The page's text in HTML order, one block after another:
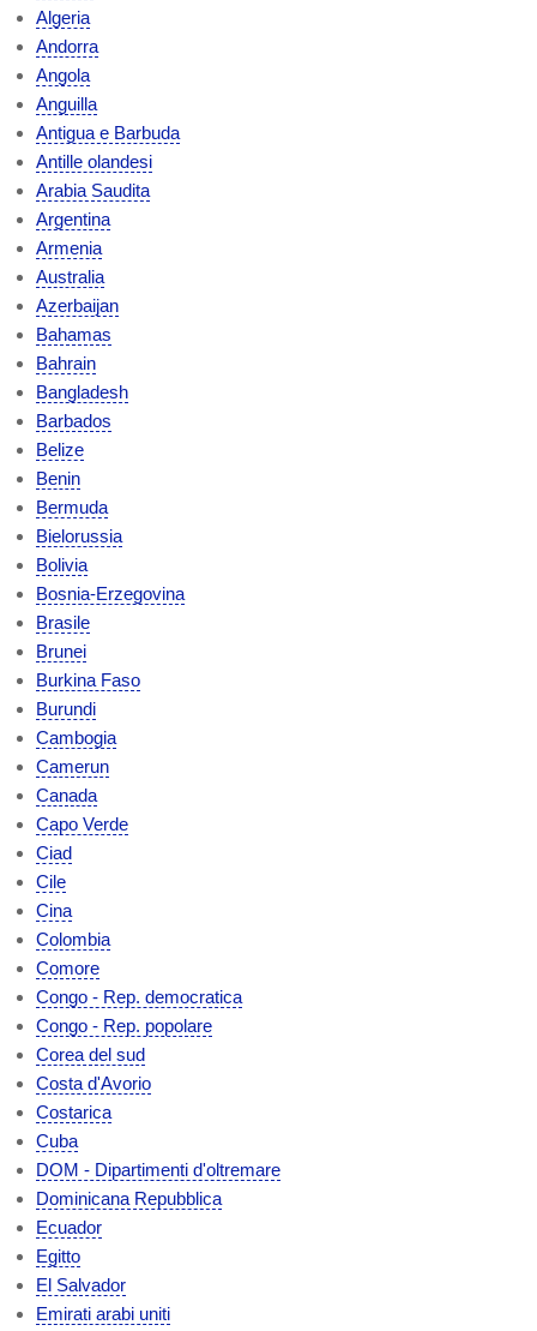
Algeria
Andorra
Angola
Anguilla
Antigua e Barbuda
Antille olandesi
Arabia Saudita
Argentina
Armenia
Australia
Azerbaijan
Bahamas
Bahrain
Bangladesh
Barbados
Belize
Benin
Bermuda
Bielorussia
Bolivia
Bosnia-Erzegovina
Brasile
Brunei
Burkina Faso
Burundi
Cambogia
Camerun
Canada
Capo Verde
Ciad
Cile
Cina
Colombia
Comore
Congo - Rep. democratica
Congo - Rep. popolare
Corea del sud
Costa d'Avorio
Costarica
Cuba
DOM - Dipartimenti d'oltremare
Dominicana Repubblica
Ecuador
Egitto
El Salvador
Emirati arabi uniti